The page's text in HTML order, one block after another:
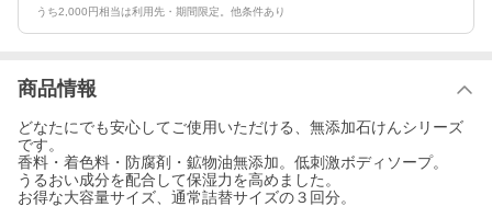
うち2,000円相当は利用先・期間限定。他条件あり
商品情報
どなたにでも安心してご使用いただける、無添加石けんシリーズ
です。
香料・着色料・防腐剤・鉱物油無添加。低刺激ボディソープ。
うるおい成分を配合して保湿力を高めました。
お得な大容量サイズ、通常詰替サイズの３回分。